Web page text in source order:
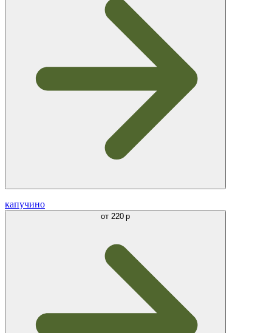
капучино
от 220 р